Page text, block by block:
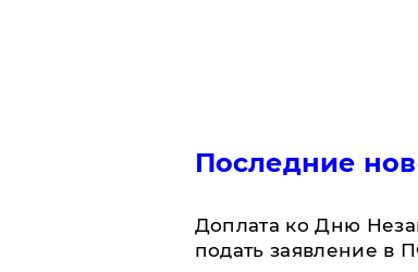
Последние
Доплата ко Дню
подать заявление в